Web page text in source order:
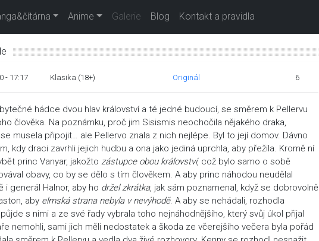
Anime Galerie Blog Kontakt a pravidla
- 17:17 Klasika (18+) Originál 6
hádce dvou hlav království a té jedné budoucí, se směrem k Pellervu
člověka. Na poznámku, proč jim Sisismis neochočila nějakého draka,
musela připojit… ale Pellervo znala z nich nejlépe. Byl to její domov. Dávno
kdy draci zavrhli jejich hudbu a ona jako jediná uprchla, aby přežila. Kromě ní
princ Vanyar, jakožto zástupce obou království, což bylo samo o sobě
obavy, co by se dělo s tím člověkem. A aby princ náhodou neudělal
i generál Halnor, aby ho držel zkrátka, jak sám poznamenal, když se dobrovolně
aby elmská strana nebyla v nevýhodě. A aby se nehádali, rozhodla
s nimi a ze své řady vybrala toho nejnáhodnějšího, který svůj úkol přijal
nemohli, sami jich měli nedostatek a škoda ze včerejšího večera byla pořád